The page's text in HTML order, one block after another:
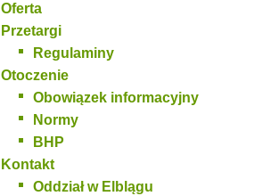
Oferta
Przetargi
Regulaminy
Otoczenie
Obowiązek informacyjny
Normy
BHP
Kontakt
Oddział w Elblągu